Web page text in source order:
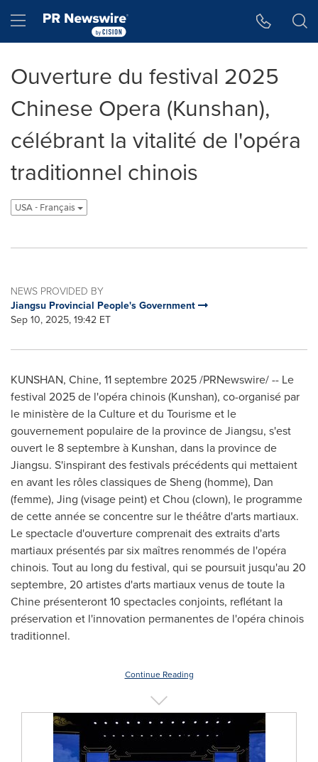
Hamburger menu
Ouverture du festival 2025
Chinese Opera (Kunshan),
célébrant la vitalité de l'opéra
traditionnel chinois
USA - Français
NEWS PROVIDED BY
Jiangsu Provincial People's Government
Sep 10, 2025, 19:42 ET
KUNSHAN, Chine, 11 septembre 2025/PRNewswire/ -- Le
festival 2025 de l'opéra chinois (Kunshan), co-organisé par
le ministère de la Culture et du Tourisme et le
gouvernement populaire de la province deJiangsu, s'est
ouvert le 8 septembre à Kunshan, dans la province de
Jiangsu. S'inspirant des festivals précédents qui mettaient
en avant les rôles classiques de Sheng (homme), Dan
(femme), Jing (visage peint) et Chou (clown), le programme
de cette année se concentre sur le théâtre d'arts martiaux.
Le spectacle d'ouverture comprenait des extraits d'arts
martiaux présentés par six maîtres renommés de l'opéra
chinois. Tout au long du festival, qui se poursuit jusqu'au 20
septembre, 20 artistes d'arts martiaux venus de toute la
Chine présenteront 10 spectacles conjoints, reflétant la
préservation et l'innovation permanentes de l'opéra chinois
traditionnel.
Continue Reading